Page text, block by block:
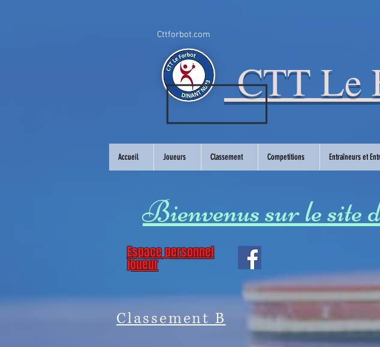
Cttforbot.com
CTT Le
Accueil Joueurs Classement Competitions Entraîneurs et
Bienvenus sur le site
Espace personnel
joueur
Classement B